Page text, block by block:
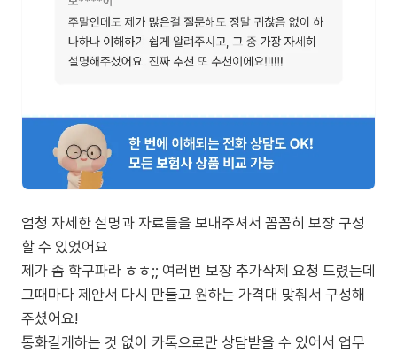
엄청 자세한 설명과 자료들을 보내주셔서 꼼꼼히 보장 구성
할 수 있었어요
제가 좀 학구파라 ㅎㅎ;; 여러번 보장 추가삭제 요청 드렸는데
그때마다 제안서 다시 만들고 원하는 가격대 맞춰서 구성해
주셨어요!
통화길게하는 것 없이 카톡으로만 상담받을 수 있어서 업무